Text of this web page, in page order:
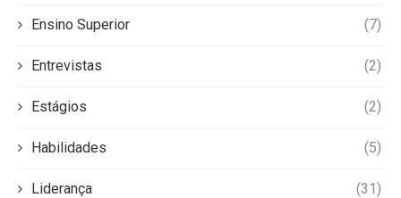
Ensino Superior (7)
Entrevistas (2)
Estágios (2)
Habilidades (5)
Liderança (31)